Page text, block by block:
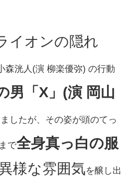
イオンの隠れ
森洸人(演 柳楽優弥) の行動
男「X」(演 岡山
したが、その姿が頭のてっ
で全身真っ白の服
様な雰囲気を醸し出